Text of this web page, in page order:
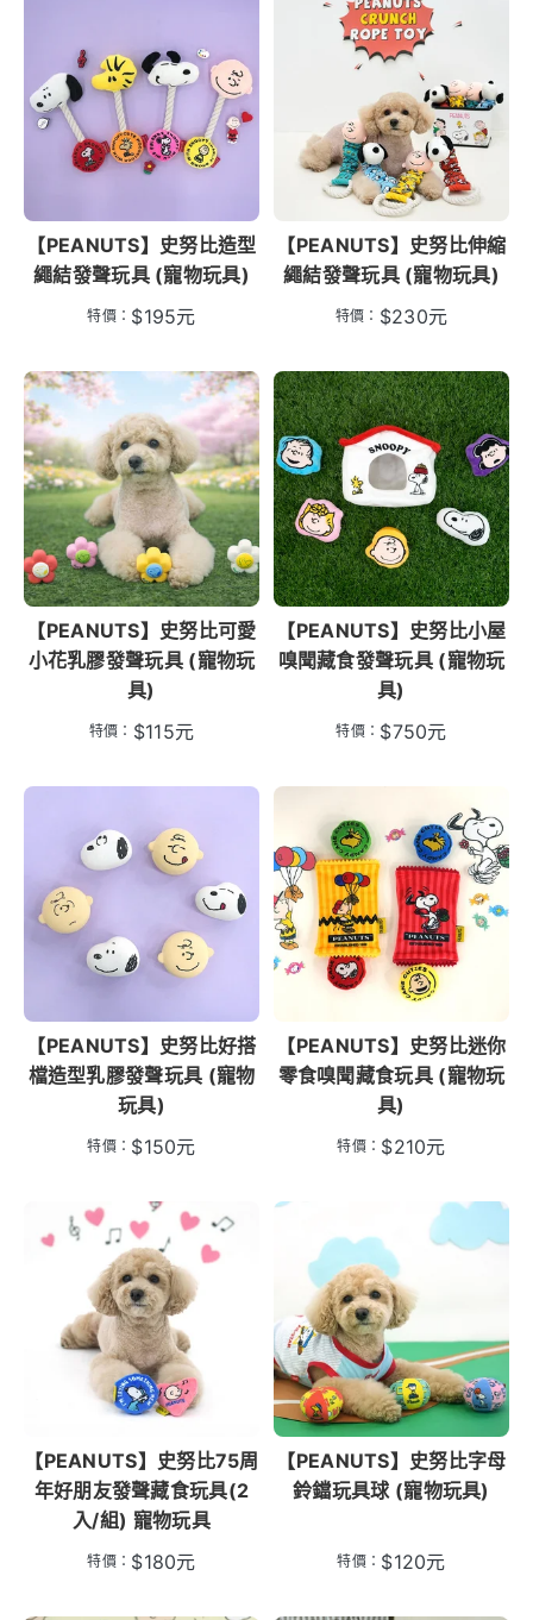
【PEANUTS】史努比造型
繩結發聲玩具 (寵物玩具)
特價： $195元
【PEANUTS】史努比伸縮
繩結發聲玩具 (寵物玩具)
特價： $230元
【PEANUTS】史努比可愛
小花乳膠發聲玩具 (寵物玩
具)
特價： $115元
【PEANUTS】史努比小屋
嗅聞藏食發聲玩具 (寵物玩
具)
特價： $750元
【PEANUTS】史努比好搭
檔造型乳膠發聲玩具 (寵物
玩具)
特價： $150元
【PEANUTS】史努比迷你
零食嗅聞藏食玩具 (寵物玩
具)
特價： $210元
【PEANUTS】史努比75周
年好朋友發聲藏食玩具(2
入/組) 寵物玩具
特價： $180元
【PEANUTS】史努比字母
鈴鐺玩具球 (寵物玩具)
特價： $120元